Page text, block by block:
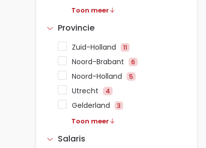
Toon meer
Provincie
Zuid-Holland 11
Noord-Brabant 6
Noord-Holland 5
Utrecht 4
Gelderland 3
Toon meer
Salaris